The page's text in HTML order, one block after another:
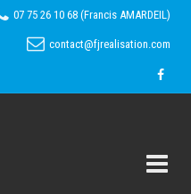
07 75 26 10 68 (Francis AMARDEIL)
contact@fjrealisation.com